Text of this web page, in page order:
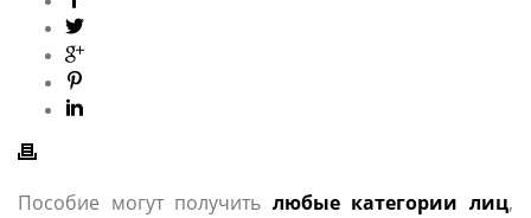
Пособие могут получить любые категории лиц,